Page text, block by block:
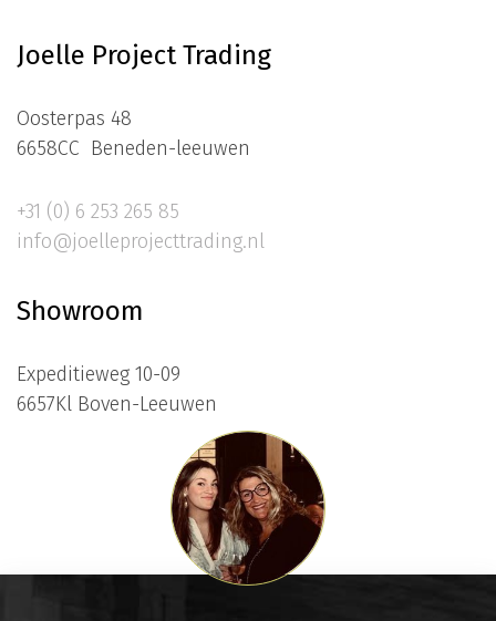
Joelle Project Trading
Oosterpas 48
6658CC Beneden-leeuwen
+31 (0) 6 253 265 85
info@joelleprojecttrading.nl
Showroom
Expeditieweg 10-09
6657Kl Boven-Leeuwen